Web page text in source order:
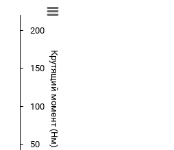
Крутящий момент (Нм)
50
100
150
200